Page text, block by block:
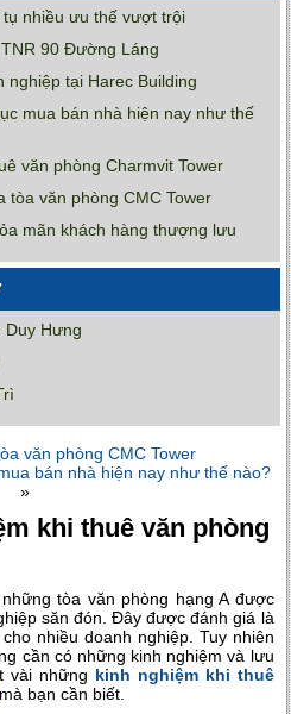
nhiều ưu thế vượt trội
90 Đường Láng
nghiệp tại Harec Building
mua bán nhà hiện nay như thế
văn phòng Charmvit Tower
tòa văn phòng CMC Tower
mãn khách hàng thượng lưu
Duy Hưng
văn phòng CMC Tower
bán nhà hiện nay như thế nào?
»
khi thuê văn phòng
tòa văn phòng hạng A được
săn đón. Đây được đánh giá là
nhiều doanh nghiệp. Tuy nhiên
cần có những kinh nghiệm và lưu
vài những kinh nghiệm khi thuê
bạn cần biết.